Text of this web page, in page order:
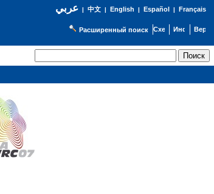
عربي| 中文| English | Español | Français
Расширенный поиск